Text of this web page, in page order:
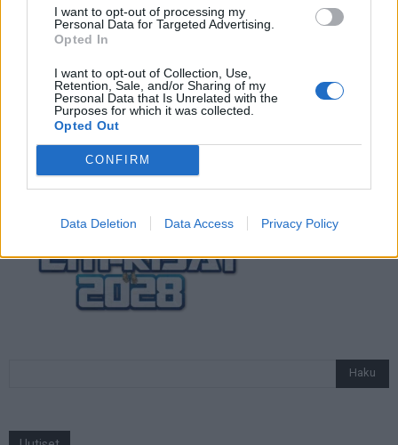
I want to opt-out of processing my
Personal Data for Targeted Advertising.
Opted In
I want to opt-out of Collection, Use,
Retention, Sale, and/or Sharing of my
Personal Data that Is Unrelated with the
Purposes for which it was collected.
Opted Out
CONFIRM
Data Deletion Data Access Privacy Policy
näin katsot ottelun
Jalkapallon U21 EM-kisat 2025 – tässä
otteluohjelma ja Suomen joukkue